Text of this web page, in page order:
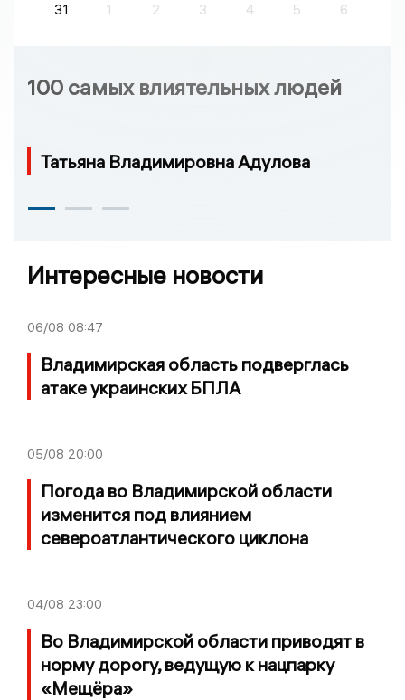
31 1 2 3 4 5 6
100 самых влиятельных людей
Татьяна Владимировна Адулова
Интересные новости
06/08 08:47
Владимирская область подверглась
атаке украинских БПЛА
05/08 20:00
Погода во Владимирской области
изменится под влиянием
североатлантического циклона
04/08 23:00
Во Владимирской области приводят в
норму дорогу, ведущую к нацпарку
«Мещёра»